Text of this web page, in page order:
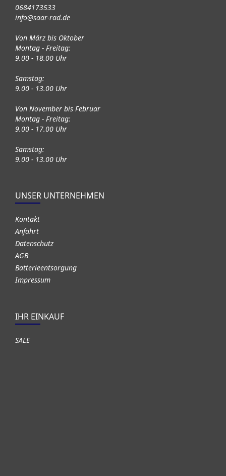
0684173533
info@saar-rad.de
Von März bis Oktober
Montag - Freitag:
9.00 - 18.00 Uhr
Samstag:
9.00 - 13.00 Uhr
Von November bis Februar
Montag - Freitag:
9.00 - 17.00 Uhr
Samstag:
9.00 - 13.00 Uhr
UNSER UNTERNEHMEN
Kontakt
Anfahrt
Datenschutz
AGB
Batterieentsorgung
Impressum
IHR EINKAUF
SALE